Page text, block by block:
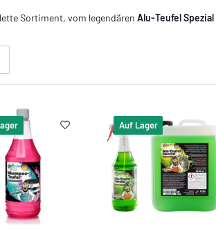
Sortiment, vom legendärenAlu-Teufel Spezial
Auf Lager